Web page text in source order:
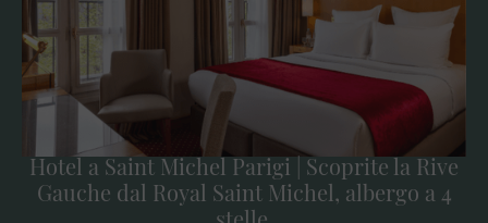
Hotel a Saint Michel Parigi | Scoprite la Rive
Gauche dal Royal Saint Michel, albergo a 4